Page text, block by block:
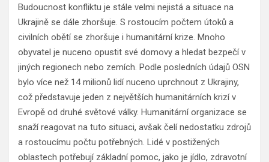
Budoucnost konfliktu je stále velmi nejistá a situace na
Ukrajině se dále zhoršuje. S rostoucím počtem útoků a
civilních obětí se zhoršuje i humanitární krize. Mnoho
obyvatel je nuceno opustit své domovy a hledat bezpečí v
jiných regionech nebo zemích. Podle posledních údajů OSN
bylo více než 14 milionů lidí nuceno uprchnout z Ukrajiny,
což představuje jeden z největších humanitárních krizí v
Evropě od druhé světové války. Humanitární organizace se
snaží reagovat na tuto situaci, avšak čelí nedostatku zdrojů
a rostoucímu počtu potřebných. Lidé v postižených
oblastech potřebují základní pomoc, jako je jídlo, zdravotní